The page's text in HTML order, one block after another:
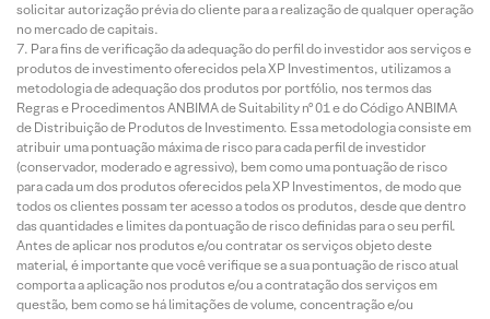
solicitar autorização prévia do cliente para a realização de qualquer operação
no mercado de capitais.
Para fins de verificação da adequação do perfil do investidor aos serviços e
produtos de investimento oferecidos pela XP Investimentos, utilizamos a
metodologia de adequação dos produtos por portfólio, nos termos das
Regras e Procedimentos ANBIMA de Suitability nº 01 e do Código ANBIMA
de Distribuição de Produtos de Investimento. Essa metodologia consiste em
atribuir uma pontuação máxima de risco para cada perfil de investidor
(conservador, moderado e agressivo), bem como uma pontuação de risco
para cada um dos produtos oferecidos pela XP Investimentos, de modo que
todos os clientes possam ter acesso a todos os produtos, desde que dentro
das quantidades e limites da pontuação de risco definidas para o seu perfil.
Antes de aplicar nos produtos e/ou contratar os serviços objeto deste
material, é importante que você verifique se a sua pontuação de risco atual
comporta a aplicação nos produtos e/ou a contratação dos serviços em
questão, bem como se há limitações de volume, concentração e/ou